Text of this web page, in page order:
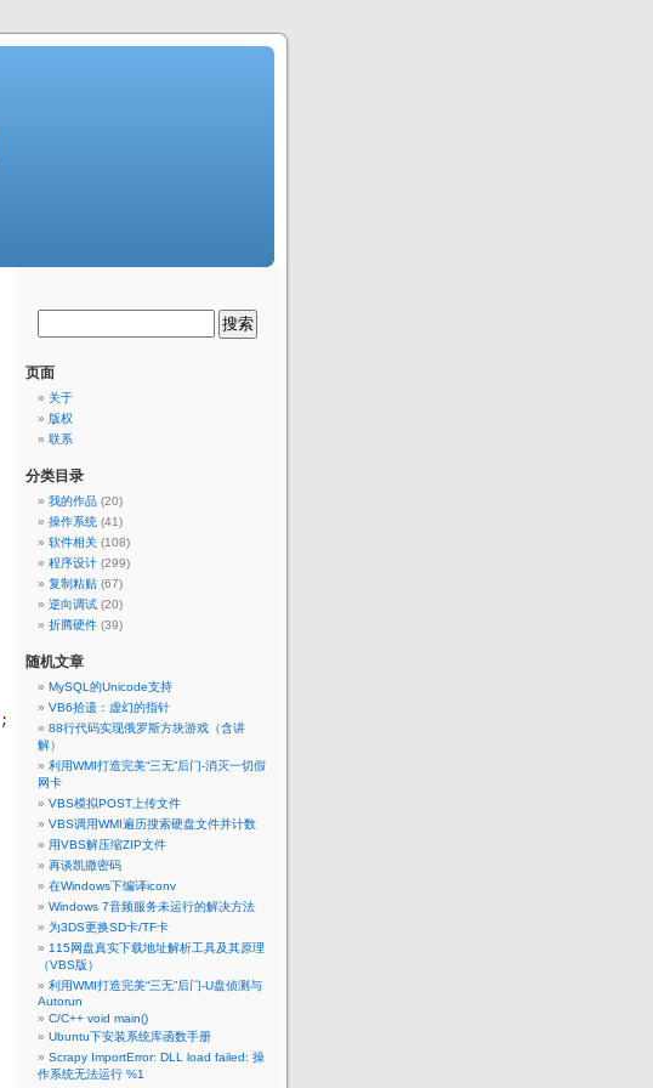
;
页面
关于
版权
联系
分类目录
我的作品 (20)
操作系统 (41)
软件相关 (108)
程序设计 (299)
复制粘贴 (67)
逆向调试 (20)
折腾硬件 (39)
随机文章
MySQL的Unicode支持
VB6拾遗：虚幻的指针
88行代码实现俄罗斯方块游戏（含讲
解）
利用WMI打造完美“三无”后门-消灭一切假
网卡
VBS模拟POST上传文件
VBS调用WMI遍历搜索硬盘文件并计数
用VBS解压缩ZIP文件
再谈凯撒密码
在Windows下编译iconv
Windows 7音频服务未运行的解决方法
为3DS更换SD卡/TF卡
115网盘真实下载地址解析工具及其原理
（VBS版）
利用WMI打造完美“三无”后门-U盘侦测与
Autorun
C/C++ void main()
Ubuntu下安装系统库函数手册
Scrapy ImportError: DLL load failed: 操
作系统无法运行 %1